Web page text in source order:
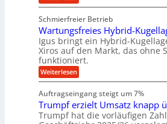
e
b
u
n
g
e
n
b
e
w
e
g
u
n
g
e
e
n
d
M
a
s
c
h
i
e
n
b
a
k
z
e
u
g
k
r
e
i
s
a
u
f
K
g
e
l
s
c
h
i
e
e
n
f
Schmierfreier Betrieb
Wartungsfreies Hybrid-
Igus bringt ein Hybrid-
Xiros auf den Markt, das ohne
funktioniert.
Weiterlesen:
W
r
t
u
n
Auftragseingang steigt um 7%
Trumpf erzielt Umsatz knapp
Trumpf hat die vorläufigen